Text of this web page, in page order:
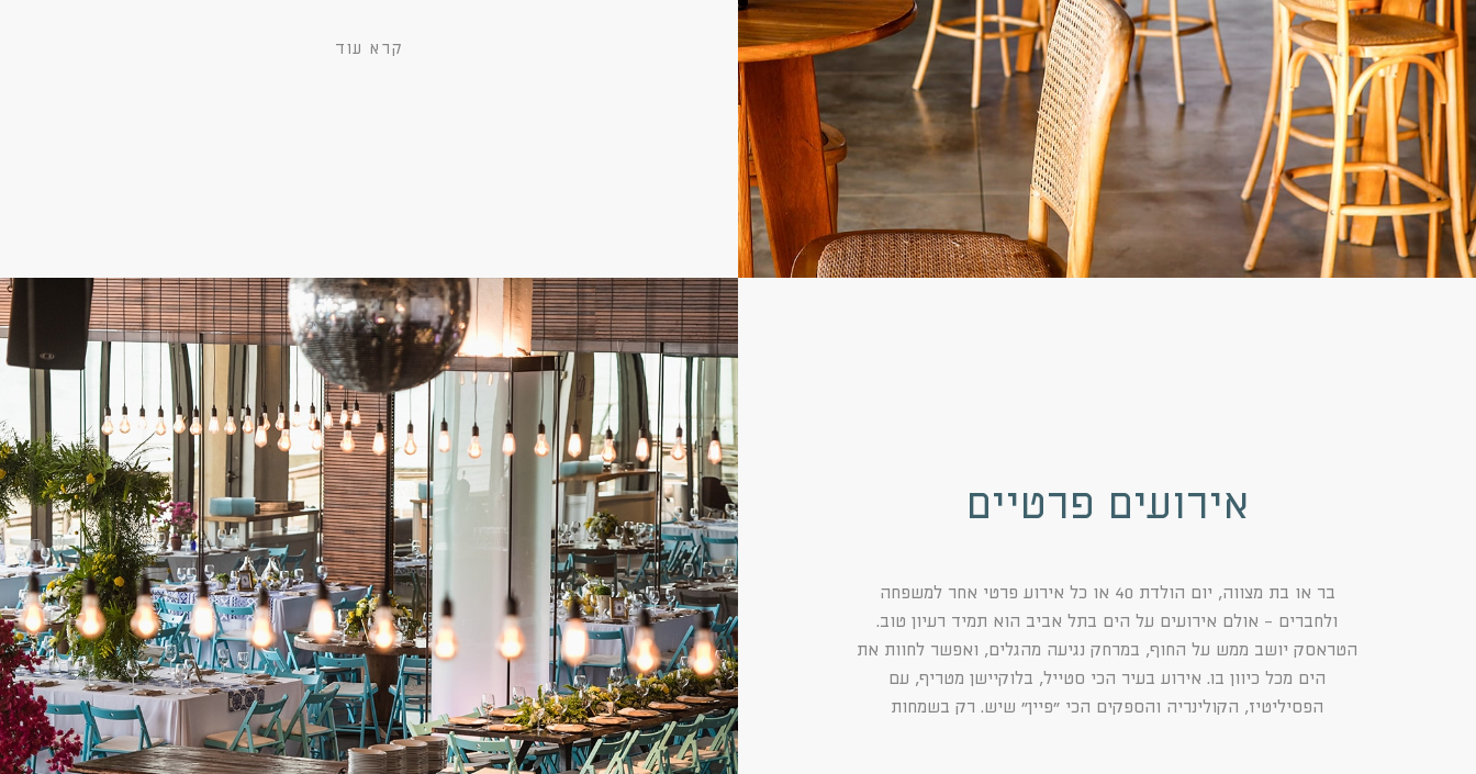
קרא עוד
אירועים פרטיים
בר או בת מצווה, יום הולדת 40 או כל אירוע פרטי אחר למשפחה
ולחברים - אולם אירועים על הים בתל אביב הוא תמיד רעיון טוב.
הטראסק יושב ממש על החוף, במרחק נגיעה מהגלים, ואפשר לחוות את
הים מכל כיוון בו. אירוע בעיר הכי סטייל, בלוקיישן מטריף, עם
הפסיליטיז, הקולינריה והספקים הכי ״פיין״ שיש. רק בשמחות